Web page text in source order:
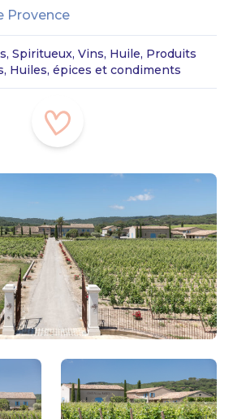
Provence
Spiritueux, Vins, Huile, Produits
Huiles, épices et condiments